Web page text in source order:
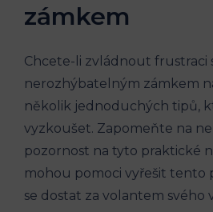
zámkem
Chcete-li zvládnout frustraci
nerozhýbatelným zámkem
několik jednoduchých tipů,
vyzkoušet. Zapomeňte na
pozornost na tyto praktické
mohou pomoci vyřešit tento
se dostat za volantem svého